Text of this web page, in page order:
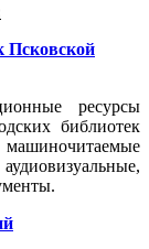
Псковской
ресурсы
библиотек